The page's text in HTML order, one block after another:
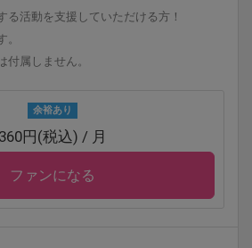
る活動を支援していただける方！
付属しません。
余裕あり
360円(税込) / 月
ファンになる